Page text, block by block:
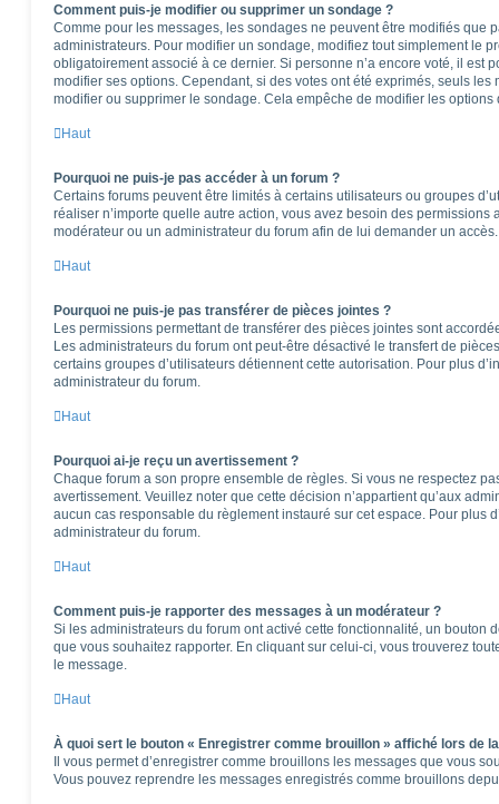
Comment puis-je modifier ou supprimer un sondage ?
Comme pour les messages, les sondages ne peuvent être modifiés que
administrateurs. Pour modifier un sondage, modifiez tout simplement le
obligatoirement associé à ce dernier. Si personne n’a encore voté, il est
modifier ses options. Cependant, si des votes ont été exprimés, seuls
modifier ou supprimer le sondage. Cela empêche de modifier les options
Haut
Pourquoi ne puis-je pas accéder à un forum ?
Certains forums peuvent être limités à certains utilisateurs ou groupes
réaliser n’importe quelle autre action, vous avez besoin des permissions
modérateur ou un administrateur du forum afin de lui demander un accès.
Haut
Pourquoi ne puis-je pas transférer de pièces jointes ?
Les permissions permettant de transférer des pièces jointes sont
Les administrateurs du forum ont peut-être désactivé le transfert de
certains groupes d’utilisateurs détiennent cette autorisation. Pour plus
administrateur du forum.
Haut
Pourquoi ai-je reçu un avertissement ?
Chaque forum a son propre ensemble de règles. Si vous ne respectez
avertissement. Veuillez noter que cette décision n’appartient qu’aux
aucun cas responsable du règlement instauré sur cet espace. Pour plus
administrateur du forum.
Haut
Comment puis-je rapporter des messages à un modérateur ?
Si les administrateurs du forum ont activé cette fonctionnalité, un bouton
que vous souhaitez rapporter. En cliquant sur celui-ci, vous trouverez
le message.
Haut
À quoi sert le bouton « Enregistrer comme brouillon » affiché lors de
Il vous permet d’enregistrer comme brouillons les messages que vous
Vous pouvez reprendre les messages enregistrés comme brouillons